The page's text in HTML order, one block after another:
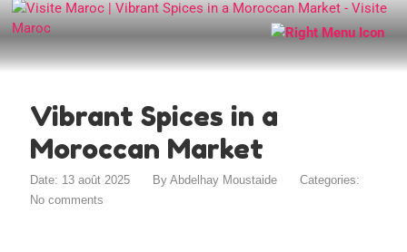
Vibrant Spices in a
Moroccan Market
Date: 13 août 2025 ByAbdelhay Moustaide
Categories:
No comments